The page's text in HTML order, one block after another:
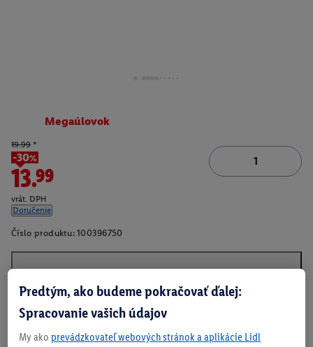
Megaúlovok
19.99 *
-30%
13.99
vrát. DPH
Doručenie
Číslo produktu: 100396750
O produkte
Predtým, ako budeme pokračovať ďalej:
Spracovanie vašich údajov
My ako prevádzkovateľ webových stránok a aplikácie Lidl